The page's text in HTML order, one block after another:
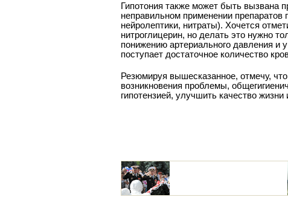
Гипотония также может быть вызвана
неправильном применении
нейролептики, нитраты). Хочется
нитроглицерин, но делать это нужно
понижению артериального давления и
поступает достаточное количество
Резюмируя вышесказанное, отмечу,
возникновения проблемы,
гипотензией, улучшить качество